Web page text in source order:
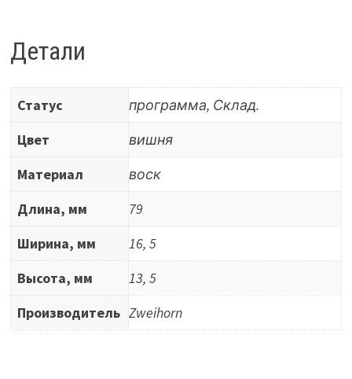
Детали
Статус
программа, Склад.
Цвет
вишня
Материал
воск
Длина, мм
79
Ширина, мм
16, 5
Высота, мм
13, 5
Производитель Zweihorn